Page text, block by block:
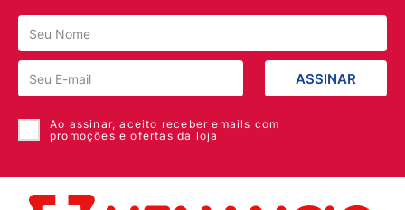
ASSINAR
Ao assinar, aceito receber emails com
promoções e ofertas da loja